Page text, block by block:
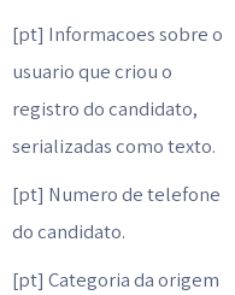
[pt] Informacoes sobre o
usuario que criou o
registro do candidato,
serializadas como texto.
[pt] Numero de telefone
do candidato.
[pt] Categoria da origem